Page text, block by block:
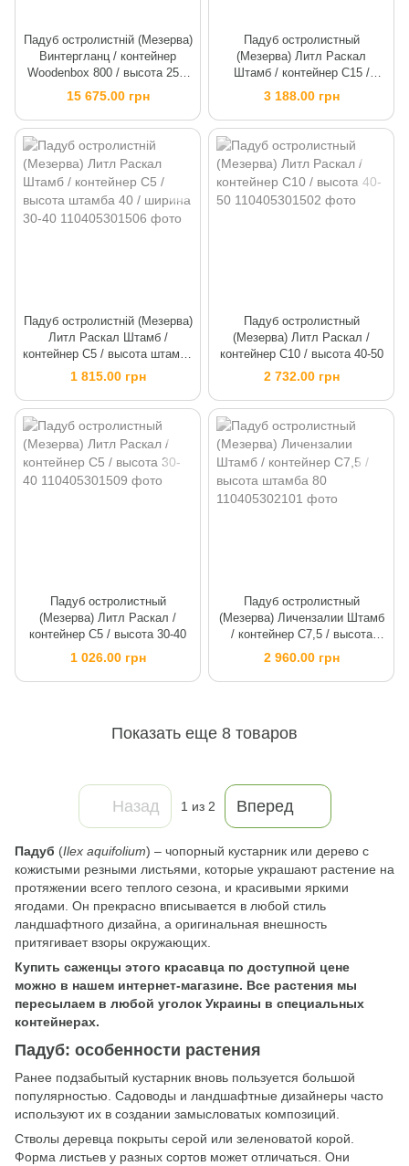
Падуб остролистній (Мезерва)
Винтергланц / контейнер
Woodenbox 800 / высота 250-
300
15 675.00 грн
Падуб остролистный
(Мезерва) Литл Раскал
Штамб / контейнер C15 /
высота штамба 80 / ширина
3 188.00 грн
Падуб остролистній (Мезерва)
Литл Раскал Штамб /
контейнер C5 / высота штамба
40 / ширина 30-40
1 815.00 грн
Падуб остролистный
(Мезерва) Литл Раскал /
контейнер C10 / высота 40-50
2 732.00 грн
Падуб остролистный
(Мезерва) Литл Раскал /
контейнер C5 / высота 30-40
1 026.00 грн
Падуб остролистный
(Мезерва) Личензалии Штамб
/ контейнер C7,5 / высота
штамба 80
2 960.00 грн
Показать еще 8 товаров
Назад 1 из 2 Вперед
Падуб (Ilex aquifolium) – чопорный кустарник или дерево с
кожистыми резными листьями, которые украшают растение на
протяжении всего теплого сезона, и красивыми яркими
ягодами. Он прекрасно вписывается в любой стиль
ландшафтного дизайна, а оригинальная внешность
притягивает взоры окружающих.
Купить саженцы этого красавца по доступной цене
можно в нашем интернет-магазине. Все растения мы
пересылаем в любой уголок Украины в специальных
контейнерах.
Падуб: особенности растения
Ранее подзабытый кустарник вновь пользуется большой
популярностью. Садоводы и ландшафтные дизайнеры часто
используют их в создании замысловатых композиций.
Стволы деревца покрыты серой или зеленоватой корой.
Форма листьев у разных сортов может отличаться. Они